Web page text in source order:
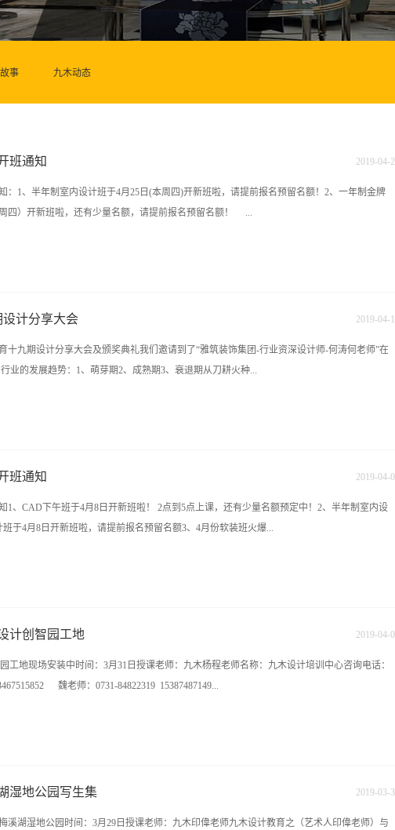
事 九木动态
班通知
：1、半年制室内设计班于4月25日(本周四)开新班啦，请提前报名预留名额！2、一年制金牌
四）开新班啦，还有少量名额，请提前报名预留名额！ ...
计总监班火热招生中！！！8、720云一对一授课，随到随学！ 请报名了的学员做好上课准
2019-04-
计分享大会
十九期设计分享大会及颁奖典礼我们邀请到了“雅筑装饰集团-行业资深设计师-何涛何老师”在
业的发展趋势：1、萌芽期2、成熟期3、衰退期从刀耕火种...
单的经验分享：1、调动客户的积极性（寻找共通点）2、察言观色（学会听，抓住信息）3、
设计上的收获，以及以后就业选择的把控！
2019-04-
班通知
1、CAD下午班于4月8日开新班啦！ 2点到5点上课，还有少量名额预定中！2、半年制室内设
于4月8日开新班啦，请提前报名预留名额3、4月份软装班火爆...
名热线：15387487149地址：长沙雨花区香樟路云集大厦11楼
2019-04-
计创智园工地
工地现场安装中时间：3月31日授课老师：九木杨程老师名称：九木设计培训中心咨询电话：
魏老师：0731-84822319 15387487149...
2019-04-
湿地公园写生集
溪湖湿地公园时间：3月29日授课老师：九木印偉老师九木设计教育之（艺术人印偉老师）与
2019-03-